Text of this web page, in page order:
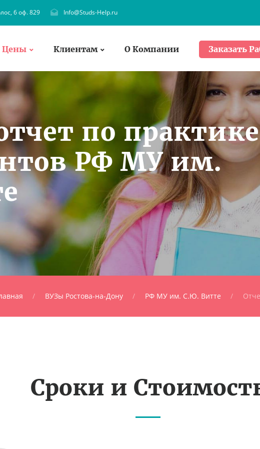
6 оф. 829 Info@Studs-Help.ru
Цены Клиентам О Компании Заказать
по практике
РФ МУ им.
ВУЗы Ростова-на-Дону РФ МУ им. С.Ю. Витте
Сроки и